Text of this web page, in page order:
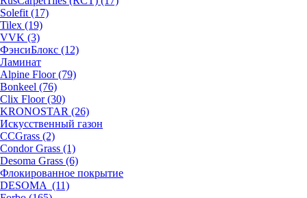
Solefit (17)
Tilex (19)
VVK (3)
ФэнсиБлокс (12)
Ламинат
Alpine Floor (79)
Bonkeel (76)
Clix Floor (30)
KRONOSTAR (26)
Искусственный газон
CCGrass (2)
Condor Grass (1)
Desoma Grass (6)
Флокированное покрытие
DESOMA (11)